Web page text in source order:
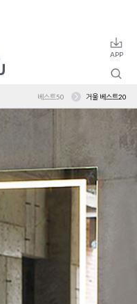
베스트50 거울 베스트20